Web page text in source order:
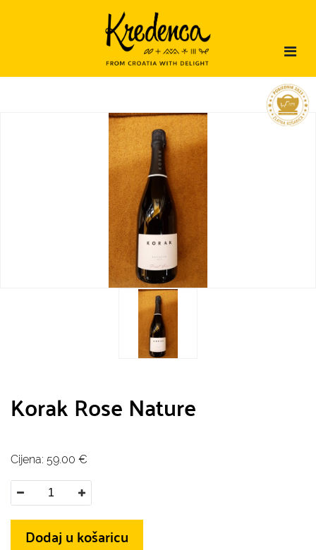
Korak Rose Nature
Cijena: 59.00 €
Dodaj u košaricu